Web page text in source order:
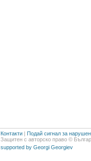
Контакти | Подай сигнал за
Защитен с авторско право ©
supported by Georgi Georgiev